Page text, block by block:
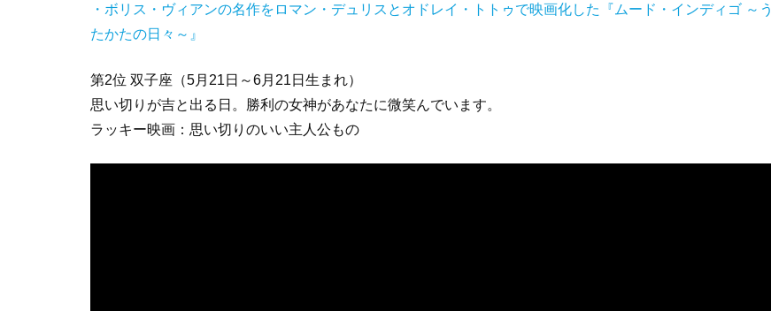
・ボリス・ヴィアンの名作をロマン・デュリスとオドレイ・トトゥで映画化した『ムード・インディゴ ～う
たかたの日々～』
第2位 双子座（5月21日～6月21日生まれ）
思い切りが吉と出る日。勝利の女神があなたに微笑んでいます。
ラッキー映画：思い切りのいい主人公もの